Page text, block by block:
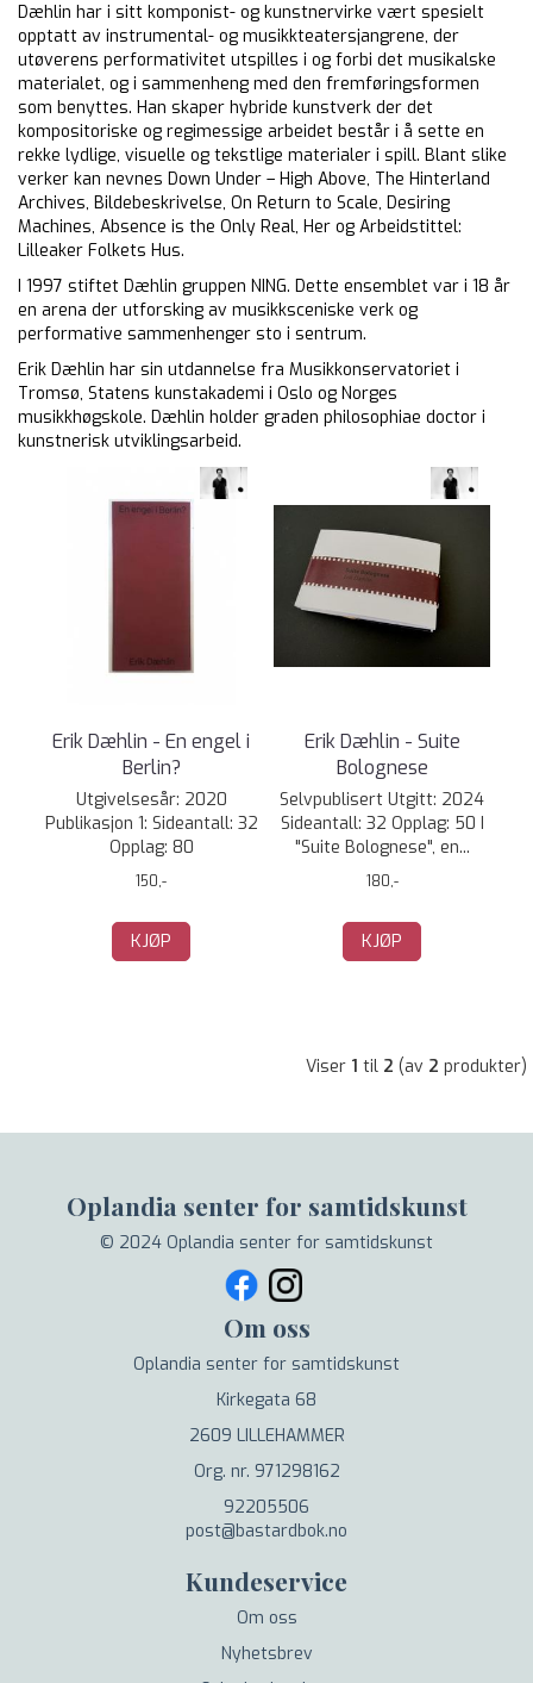
Dæhlin har i sitt komponist- og kunstnervirke vært spesielt
opptatt av instrumental- og musikkteatersjangrene, der
utøverens performativitet utspilles i og forbi det musikalske
materialet, og i sammenheng med den fremføringsformen
som benyttes. Han skaper hybride kunstverk der det
kompositoriske og regimessige arbeidet består i å sette en
rekke lydlige, visuelle og tekstlige materialer i spill. Blant slike
verker kan nevnes Down Under – High Above, The Hinterland
Archives, Bildebeskrivelse, On Return to Scale, Desiring
Machines, Absence is the Only Real, Her og Arbeidstittel:
Lilleaker Folkets Hus.
I 1997 stiftet Dæhlin gruppen NING. Dette ensemblet var i 18 år
en arena der utforsking av musikksceniske verk og
performative sammenhenger sto i sentrum.
Erik Dæhlin har sin utdannelse fra Musikkonservatoriet i
Tromsø, Statens kunstakademi i Oslo og Norges
musikkhøgskole. Dæhlin holder graden philosophiae doctor i
kunstnerisk utviklingsarbeid.
Erik Dæhlin - En engel i
Berlin?
Utgivelsesår: 2020
Publikasjon 1: Sideantall: 32
Opplag: 80
150,-
KJØP
Erik Dæhlin - Suite
Bolognese
Selvpublisert Utgitt: 2024
Sideantall: 32 Opplag: 50 I
"Suite Bolognese", en...
180,-
KJØP
Viser 1 til 2 (av 2 produkter)
Oplandia senter for samtidskunst
© 2024 Oplandia senter for samtidskunst
Om oss
Oplandia senter for samtidskunst
Kirkegata 68
2609 LILLEHAMMER
Org. nr. 971298162
92205506
post@bastardbok.no
Kundeservice
Om oss
Nyhetsbrev